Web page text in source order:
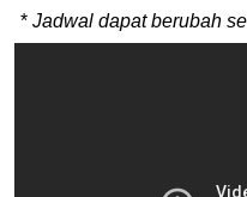
* Jadwal dapat berubah